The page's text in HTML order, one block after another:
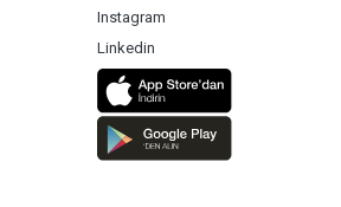
Instagram
Linkedin